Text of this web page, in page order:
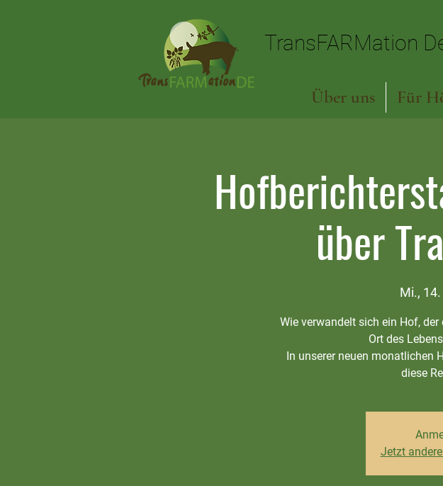
TransFARMation
TransFARMation
Über uns Für
über
Mi.,
Wie verwandelt sich ein Hof,
Ort des
In unserer neuen monatlichen
diese
Jetzt